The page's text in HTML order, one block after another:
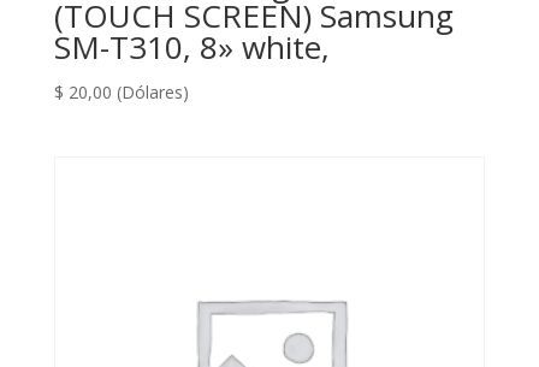
(TOUCH SCREEN) Samsung
SM-T310, 8» white,
$ 20,00 (Dólares)